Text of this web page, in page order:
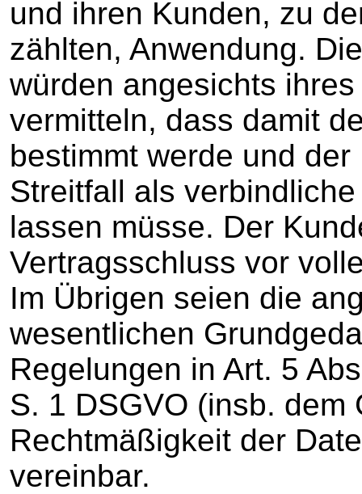
und ihren Kunden, zu
zählten, Anwendung.
würden angesichts
vermitteln, dass damit
bestimmt werde und
Streitfall als
lassen müsse. Der
Vertragsschluss vor
Im Übrigen seien die
wesentlichen
Regelungen in Art. 5
S. 1 DSGVO (insb. dem
Rechtmäßigkeit der
vereinbar.